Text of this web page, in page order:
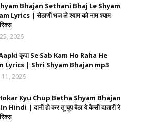
Bhajan Sethani Bhaj Le Shyam
Lyrics | सेठाणी भज ले श्याम को नाम श्याम
2026
कृपा Se Sab Kam Ho Raha He
Lyrics | Shri Shyam Bhajan mp3
2026
Kyu Chup Betha Shyam Bhajan
Hindi | दानी हो कर तू चुप बैठा ये कैसी दातारी रे